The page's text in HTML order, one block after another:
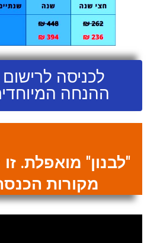
לכניסה
ההנחה
"לבנון" מואפלת.
מקורות